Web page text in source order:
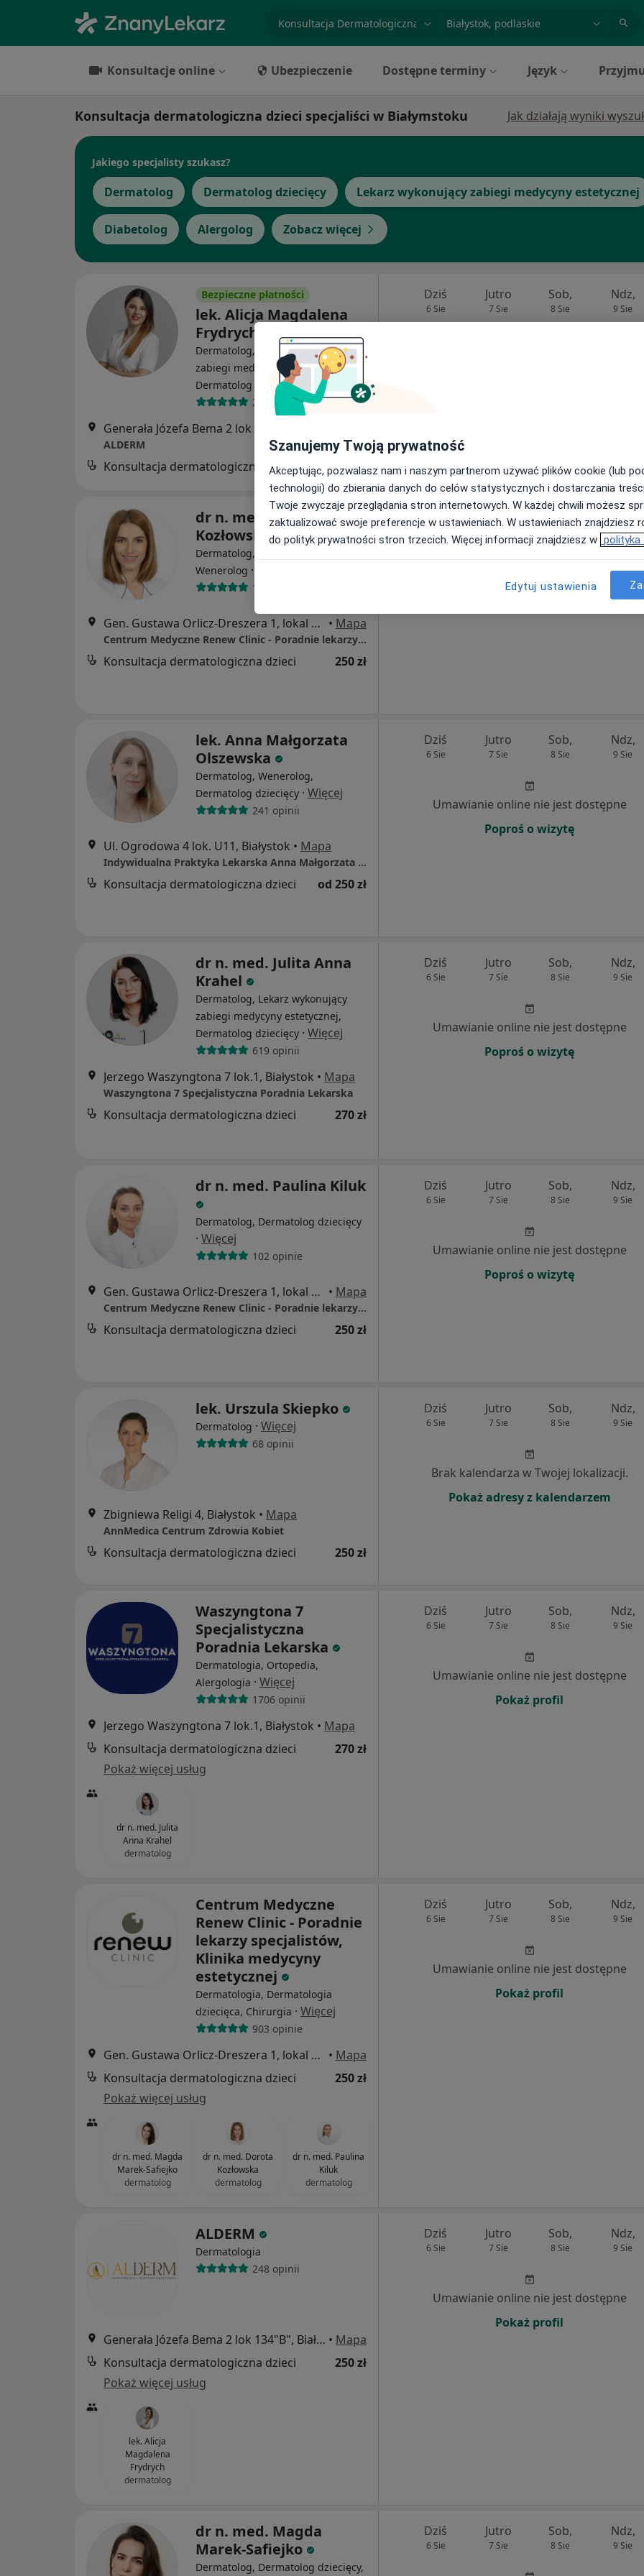
Konsultacje online Ubezpieczenie Dostępne terminy Język
Konsultacja dermatologiczna dzieci specjaliści w Białymstoku Jak działają wyniki
Jakiego specjalisty szukasz?
Dermatolog Dermatolog dziecięcy Lekarz wykonujący zabiegi medycyny estetycznej
Diabetolog Alergolog Zobacz więcej
Bezpieczne płatności
lek. Alicja Magdalena
Frydrych
Dermatolog, Lekarz wykonujący
zabiegi medycyny estetycznej,
Dermatolog dziecięcy· Więcej
286 opinii
ALDERM
Konsultacja dermatologiczna dzieci 250 zł
Dziś
6 Sie
Jutro
7 Sie
Sob,
8 Sie
Ndz,
9 Sie
dr n. med. Dorota
Kozłowska
Dermatolog, Dermatolog dziecięcy,
Wenerolog ·
137 opinii
Gen. Gustawa Orlicz-Dreszera 1, lokal 8, Białystok • Mapa
Centrum Medyczne Renew Clinic - Poradnie lekarzy specjalistów, Klinika medycyny estetycznej
Konsultacja dermatologiczna dzieci 250 zł
Dziś Jutro Sob, Ndz,
9 Sie
Umawianie online nie jest dostępne
lek. Anna Małgorzata
Olszewska
Dermatolog, Wenerolog,
Dermatolog dziecięcy · Więcej
241 opinii
Ul. Ogrodowa 4 lok. U11, Białystok • Mapa
Indywidualna Praktyka Lekarska Anna Małgorzata Olszewska
Konsultacja dermatologiczna dzieci od 250 zł
Dziś
6 Sie
Jutro
7 Sie
Sob,
8 Sie
Ndz,
9 Sie
Umawianie online nie jest dostępne
Poproś o wizytę
dr n. med. Julita Anna
Krahel
Dermatolog, Lekarz wykonujący
zabiegi medycyny estetycznej,
Dermatolog dziecięcy · Więcej
619 opinii
Jerzego Waszyngtona 7 lok.1, Białystok • Mapa
Waszyngtona 7 Specjalistyczna Poradnia Lekarska
Konsultacja dermatologiczna dzieci 270 zł
Dziś
6 Sie
Jutro
7 Sie
Sob,
8 Sie
Ndz,
9 Sie
Umawianie online nie jest dostępne
Poproś o wizytę
dr n. med. Paulina Kiluk
Dermatolog, Dermatolog dziecięcy
· Więcej
102 opinie
Gen. Gustawa Orlicz-Dreszera 1, lokal 8, Białystok • Mapa
Centrum Medyczne Renew Clinic - Poradnie lekarzy specjalistów, Klinika medycyny estetycznej
Konsultacja dermatologiczna dzieci 250 zł
Dziś
6 Sie
Jutro
7 Sie
Sob,
8 Sie
Ndz,
9 Sie
Umawianie online nie jest dostępne
Poproś o wizytę
lek. Urszula Skiepko
Dermatolog · Więcej
68 opinii
Zbigniewa Religi 4, Białystok • Mapa
AnnMedica Centrum Zdrowia Kobiet
Konsultacja dermatologiczna dzieci 250 zł
Dziś
6 Sie
Jutro
7 Sie
Sob,
8 Sie
Ndz,
9 Sie
Brak kalendarza w Twojej lokalizacji.
Pokaż adresy z kalendarzem
Waszyngtona 7
Specjalistyczna
Poradnia Lekarska
Dermatologia, Ortopedia,
Alergologia · Więcej
1706 opinii
Jerzego Waszyngtona 7 lok.1, Białystok • Mapa
Konsultacja dermatologiczna dzieci
270 zł
Pokaż więcej usług
dr n. med. Julita
Anna Krahel
dermatolog
Dziś
6 Sie
Jutro
7 Sie
Sob,
8 Sie
Ndz,
9 Sie
Umawianie online nie jest dostępne
Pokaż profil
Centrum Medyczne
Renew Clinic - Poradnie
lekarzy specjalistów,
Klinika medycyny
estetycznej
Dermatologia, Dermatologia
dziecięca, Chirurgia · Więcej
903 opinie
Gen. Gustawa Orlicz-Dreszera 1, lokal 8, Białystok • Mapa
Konsultacja dermatologiczna dzieci
250 zł
Pokaż więcej usług
dr n. med. Magda
Marek-Safiejko
dermatolog
dr n. med. Dorota
Kozłowska
dermatolog
dr n. med. Paulina
Kiluk
dermatolog
Dziś
6 Sie
Jutro
7 Sie
Sob,
8 Sie
Ndz,
9 Sie
Umawianie online nie jest dostępne
Pokaż profil
ALDERM
Dermatologia
248 opinii
Generała Józefa Bema 2 lok 134"B", Białystok • Mapa
Konsultacja dermatologiczna dzieci
250 zł
Pokaż więcej usług
lek. Alicja
Magdalena
Frydrych
dermatolog
Dziś
6 Sie
Jutro
7 Sie
Sob,
8 Sie
Ndz,
9 Sie
Umawianie online nie jest dostępne
Pokaż profil
dr n. med. Magda
Marek-Safiejko
Dermatolog, Dermatolog dziecięcy,
Dziś
6 Sie
Jutro
7 Sie
Sob,
8 Sie
Ndz,
9 Sie
Szanujemy Twoją prywatność
Akceptując, pozwalasz nam i naszym partnerom używać plików cookie (lub
technologii) do zbierania danych do celów statystycznych i dostarczania
Twoje zwyczaje przeglądania stron internetowych. W każdej chwili możesz
zaktualizować swoje preferencje w ustawieniach. W ustawieniach znajdziesz
do polityk prywatności stron trzecich. Więcej informacji znajdziesz w polityka
Edytuj ustawienia